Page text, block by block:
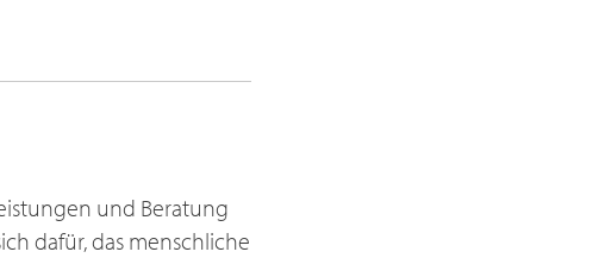
und Beratung
dafür, das menschliche